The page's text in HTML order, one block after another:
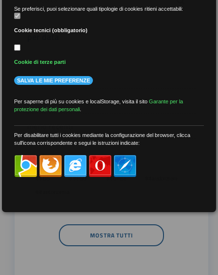
per data
più recenti
meno recenti
per tag
##DS ##FGU ##Gilda
MOSTRA TUTTI
Se preferisci, puoi selezionare quali tipologie di cookies ritieni accettabili:
Cookie tecnici (obbligatorio)
Cookie di terze parti
SALVA LE MIE PREFERENZE
Per saperne di più su cookies e localStorage, visita il sitoGarante per la
protezione dei dati personali
Per disabilitare tutti i cookies mediante la configurazione del browser, clicca
sull'icona corrispondente e segui le istruzioni indicate: